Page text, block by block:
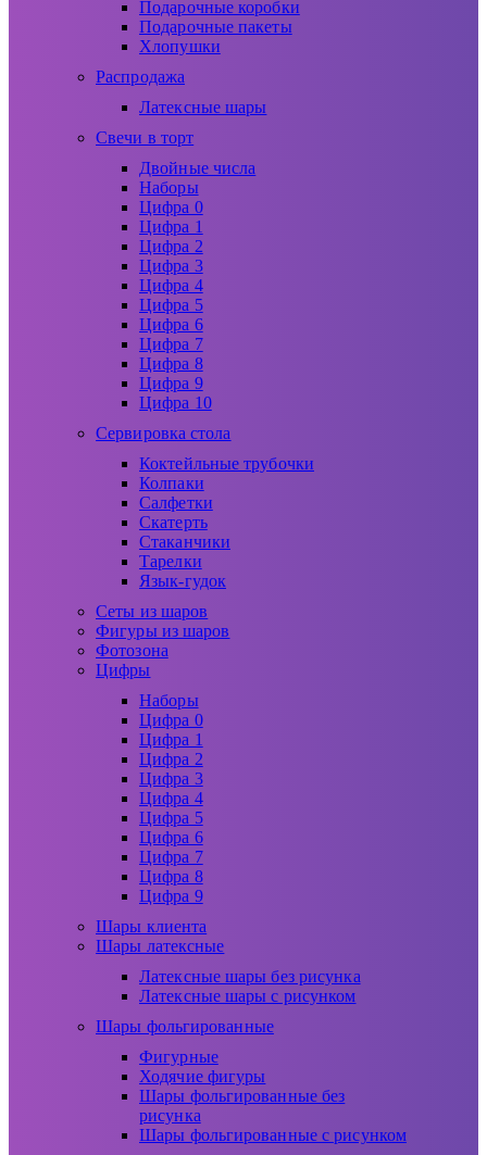
Подарочные коробки
Подарочные пакеты
Хлопушки
Распродажа
Латексные шары
Свечи в торт
Двойные числа
Наборы
Цифра 0
Цифра 1
Цифра 2
Цифра 3
Цифра 4
Цифра 5
Цифра 6
Цифра 7
Цифра 8
Цифра 9
Цифра 10
Сервировка стола
Коктейльные трубочки
Колпаки
Салфетки
Скатерть
Стаканчики
Тарелки
Язык-гудок
Сеты из шаров
Фигуры из шаров
Фотозона
Цифры
Наборы
Цифра 0
Цифра 1
Цифра 2
Цифра 3
Цифра 4
Цифра 5
Цифра 6
Цифра 7
Цифра 8
Цифра 9
Шары клиента
Шары латексные
Латексные шары без рисунка
Латексные шары с рисунком
Шары фольгированные
Фигурные
Ходячие фигуры
Шары фольгированные без
рисунка
Шары фольгированные с рисунком